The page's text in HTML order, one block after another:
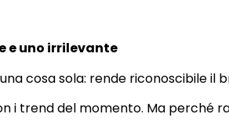
e uno irrilevante
cosa sola: rende riconoscibile il
i trend del momento. Ma